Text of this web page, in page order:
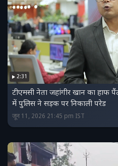
2:31
टीएमसी नेता जहांगीर खान का हाफ
में पुलिस ने सड़क पर निकाली परेड
जून 11, 2026 21:45 pm IST